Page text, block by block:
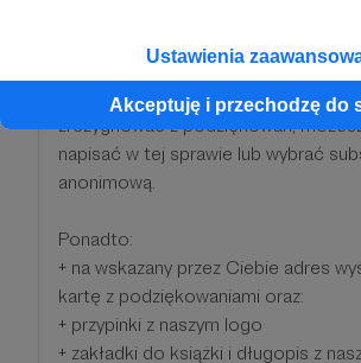
Ustawienia
Akceptuję i przechodzę do
nas podziękowania e-mail oraz na
na Facebooku. Oczywiście jeżeli
zrezygnować z podziękowań,
napisać w tej sprawie lub wybrać
anonimową.
Ponadto:
+ na wskazany przez Ciebie adres
kartę z podziękowaniami oraz:
+ przypinki z naszym logo
+ zakładki do książki i długopis z